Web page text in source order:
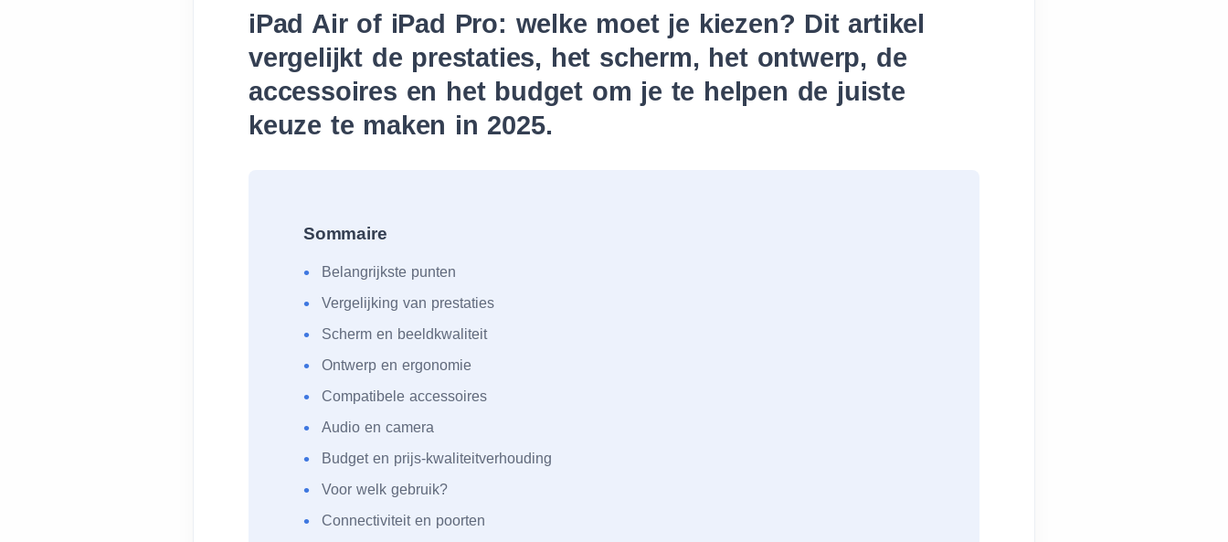
iPad Air of iPad Pro: welke moet je kiezen? Dit artikel
vergelijkt de prestaties, het scherm, het ontwerp, de
accessoires en het budget om je te helpen de juiste
keuze te maken in 2025.
Sommaire
Belangrijkste punten
Vergelijking van prestaties
Scherm en beeldkwaliteit
Ontwerp en ergonomie
Compatibele accessoires
Audio en camera
Budget en prijs-kwaliteitverhouding
Voor welk gebruik?
Connectiviteit en poorten